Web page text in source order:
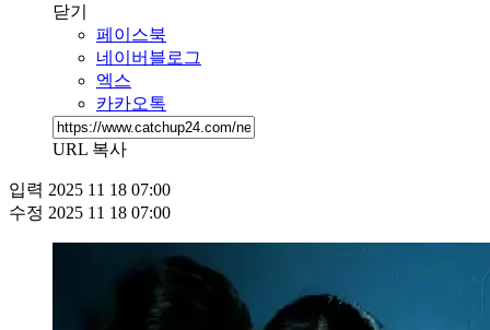
닫기
페이스북
네이버블로그
엑스
카카오톡
URL 복사
입력 2025 11 18 07:00
수정 2025 11 18 07:00